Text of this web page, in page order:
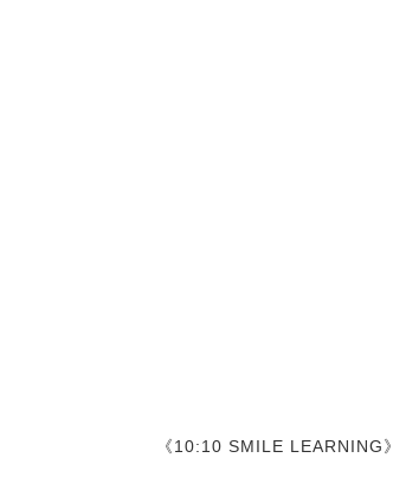
《10:10 SMILE LEARNING》